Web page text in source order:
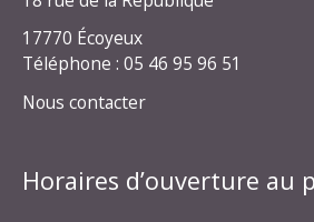
17770 Écoyeux
Téléphone : 05 46 95 96 51
Nous contacter
Horaires d’ouverture au